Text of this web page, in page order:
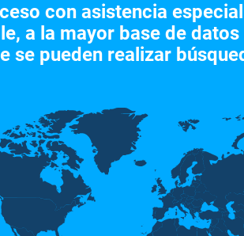
con asistencia
a la mayor base de
se pueden realizar